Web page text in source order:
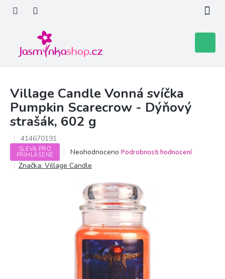
obsah
košík
Village Candle Vonná svíčka
Pumpkin Scarecrow - Dýňový
strašák, 602 g
414670191
SLEVA PRO
PŘIHLÁŠENÉ
Průměrné
hodnocení
produktu
Neohodnoceno Podrobnosti hodnocení
Značka: Village Candle